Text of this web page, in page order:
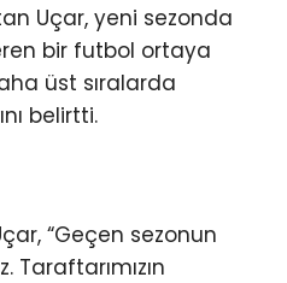
Uçar, yeni sezonda
bir futbol ortaya
üst sıralarda
belirtti.
“Geçen sezonun
Taraftarımızın